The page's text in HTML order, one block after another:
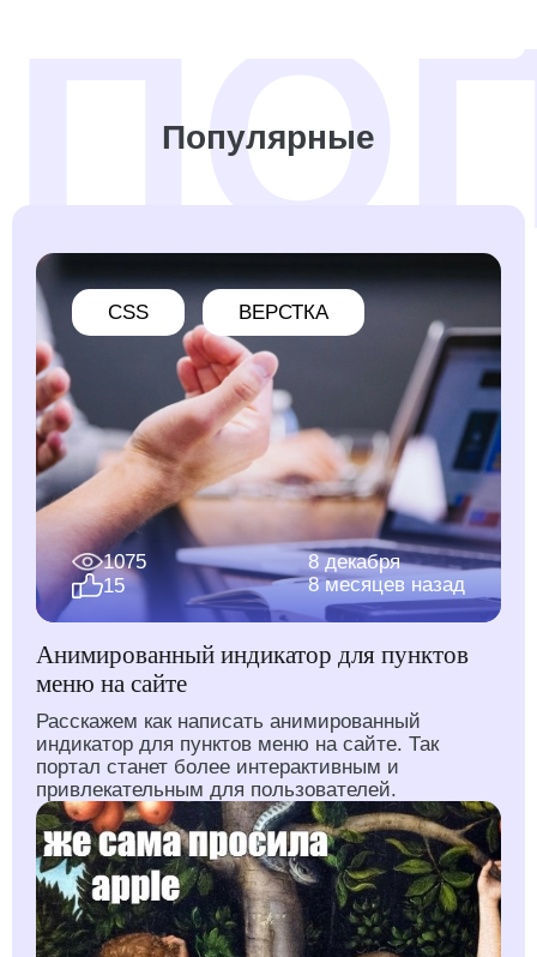
Популярные
CSS ВЕРСТКА
1075
15
8 декабря
8 месяцев назад
Анимированный индикатор для пунктов
меню на сайте
Расскажем как написать анимированный
индикатор для пунктов меню на сайте. Так
портал станет более интерактивным и
привлекательным для пользователей.